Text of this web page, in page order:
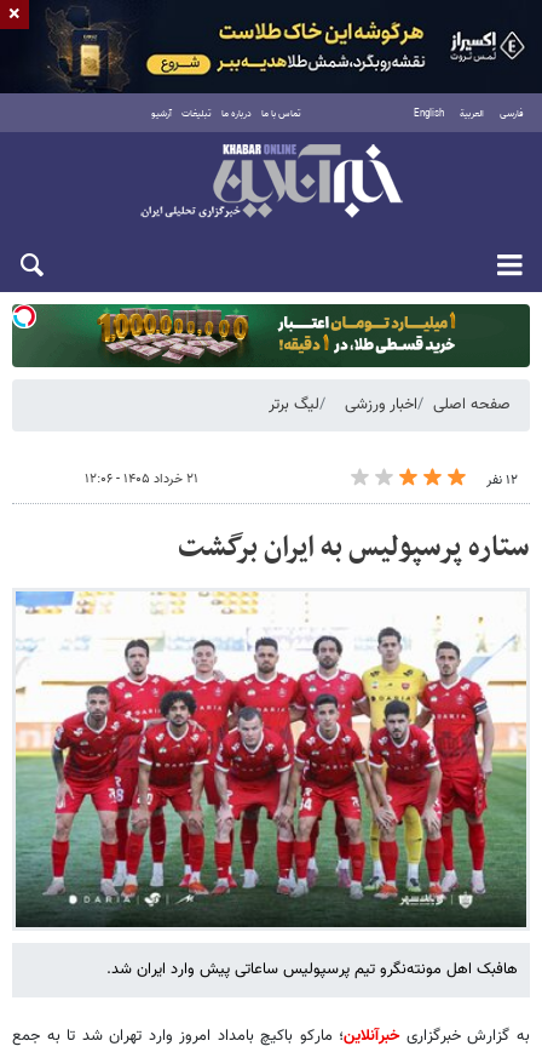
فارسی العربية English تماس با ما درباره ما تبلیغات آرشیو
یکشنبه ۱۸ مرداد ۱۴۰۵
صفحه اصلی اخبار ورزشی لیگ برتر
۱۲ نفر ۲۱ خرداد ۱۴۰۵ - ۱۲:۰۶
ستاره پرسپولیس به ایران برگشت
هافبک اهل مونته‌نگرو تیم پرسپولیس ساعاتی پیش وارد ایران شد.
به گزارش خبرگزاریخبرآنلاین؛ مارکو باکیچ بامداد امروز وارد تهران شد تا به جمع
×